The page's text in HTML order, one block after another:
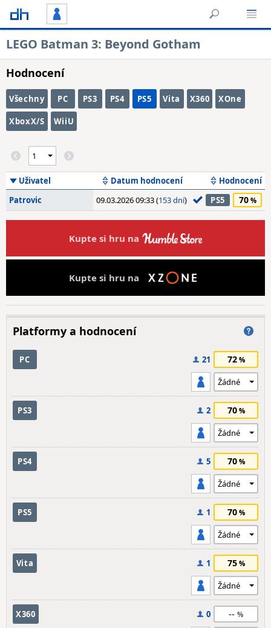
LEGO Batman 3: Beyond Gotham
Hodnocení
Všechny PC PS3 PS4 PS5 Vita X360 XOne
XboxX/S WiiU
Uživatel Datum hodnocení
Hodnocení
Patrovic
09.03.2026 09:33 (153 dní) PS5 70
Kupte si hru na
Kupte si hru na
Platformy a hodnocení
PC 21 72
PS3 2 70
PS4 5 70
PS5 1 70
Vita 1 75
X360 0 --